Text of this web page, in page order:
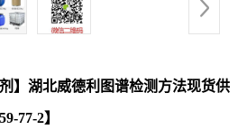
】湖北威德利图谱检测方法现货供
77-2】